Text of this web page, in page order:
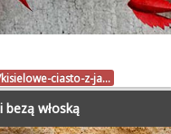
ciasto-z-ja…
włoską